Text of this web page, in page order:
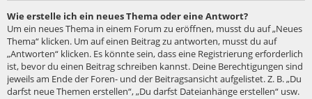
Wie erstelle ich ein neues Thema oder eine Antwort?
Um ein neues Thema in einem Forum zu eröffnen, musst du auf „Neues
Thema“ klicken. Um auf einen Beitrag zu antworten, musst du auf
„Antworten“ klicken. Es könnte sein, dass eine Registrierung erforderlich
ist, bevor du einen Beitrag schreiben kannst. Deine Berechtigungen sind
jeweils am Ende der Foren- und der Beitragsansicht aufgelistet. Z. B. „Du
darfst neue Themen erstellen“, „Du darfst Dateianhänge erstellen“ usw.